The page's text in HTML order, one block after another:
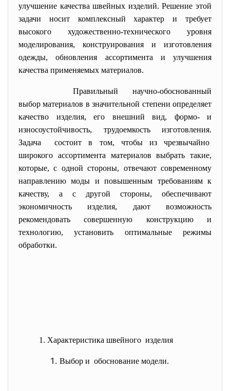
улучшение качества швейных изделий. Решение этой
задачи носит комплексный характер и требует
высокого художественно-технического уровня
моделирования, конструирования и изготовления
одежды, обновления ассортимента и улучшения
качества применяемых материалов.
Правильный научно-обоснованный
выбор материалов в значительной степени определяет
качество изделия, его внешний вид, формо- и
износоустойчивость, трудоемкость изготовления.
Задача состоит в том, чтобы из чрезвычайно
широкого ассортимента материалов выбрать такие,
которые, с одной стороны, отвечают современному
направлению моды и повышенным требованиям к
качеству, а с другой стороны, обеспечивают
экономичность изделия, дают возможность
рекомендовать совершенную конструкцию и
технологию, установить оптимальные режимы
обработки.
1. Характеристика швейного изделия
Выбор и обоснование модели.